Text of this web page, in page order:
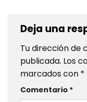
Deja una
Tu dirección de
publicada. Los
marcados con *
Comentario *